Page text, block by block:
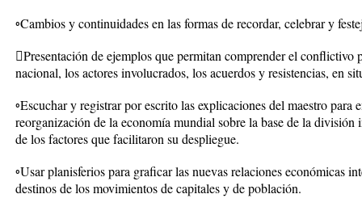
◦Cambios y continuidades en las formas de recordar, celebrar y
Presentación de ejemplos que permitan comprender el conflictivo
nacional, los actores involucrados, los acuerdos y resistencias, en
◦Escuchar y registrar por escrito las explicaciones del maestro para
reorganización de la economía mundial sobre la base de la
de los factores que facilitaron su despliegue.
◦Usar planisferios para graficar las nuevas relaciones económicas
destinos de los movimientos de capitales y de población.